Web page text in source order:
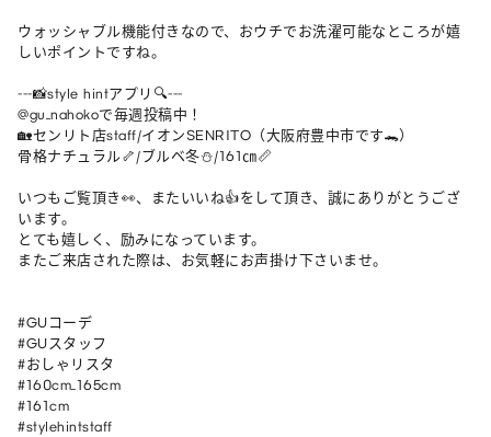
ウォッシャブル機能付きなので、おウチでお洗濯可能なところが嬉
しいポイントですね。
---📸style hintアプリ🔍---
@gu_nahokoで毎週投稿中！
🏡センリト店staff/イオンSENRITO（大阪府豊中市です🐊）
骨格ナチュラル🦴/ブルベ冬⛄️/161㎝📏
いつもご覧頂き👀、またいいね👍をして頂き、誠にありがとうござ
います。
とても嬉しく、励みになっています。
またご来店された際は、お気軽にお声掛け下さいませ。
#GUコーデ
#GUスタッフ
#おしゃリスタ
#160cm_165cm
#161cm
#stylehintstaff